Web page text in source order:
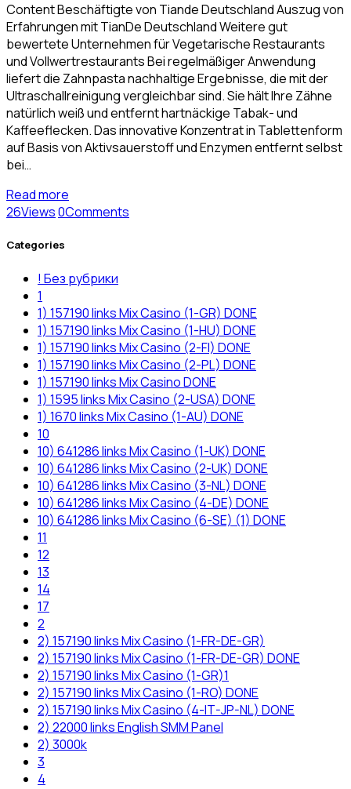
Content Beschäftigte von Tiande Deutschland Auszug von
Erfahrungen mit TianDe Deutschland Weitere gut
bewertete Unternehmen für Vegetarische Restaurants
und Vollwertrestaurants Bei regelmäßiger Anwendung
liefert die Zahnpasta nachhaltige Ergebnisse, die mit der
Ultraschallreinigung vergleichbar sind. Sie hält Ihre Zähne
natürlich weiß und entfernt hartnäckige Tabak- und
Kaffeeflecken. Das innovative Konzentrat in Tablettenform
auf Basis von Aktivsauerstoff und Enzymen entfernt selbst
bei…
Read more
26Views0Comments
Categories
! Без рубрики
1
1) 157190 links Mix Casino (1-GR) DONE
1) 157190 links Mix Casino (1-HU) DONE
1) 157190 links Mix Casino (2-FI) DONE
1) 157190 links Mix Casino (2-PL) DONE
1) 157190 links Mix Casino DONE
1) 1595 links Mix Casino (2-USA) DONE
1) 1670 links Mix Casino (1-AU) DONE
10
10) 641286 links Mix Casino (1-UK) DONE
10) 641286 links Mix Casino (2-UK) DONE
10) 641286 links Mix Casino (3-NL) DONE
10) 641286 links Mix Casino (4-DE) DONE
10) 641286 links Mix Casino (6-SE) (1) DONE
11
12
13
14
17
2
2) 157190 links Mix Casino (1-FR-DE-GR)
2) 157190 links Mix Casino (1-FR-DE-GR) DONE
2) 157190 links Mix Casino (1-GR)1
2) 157190 links Mix Casino (1-RO) DONE
2) 157190 links Mix Casino (4-IT-JP-NL) DONE
2) 22000 links English SMM Panel
2) 3000k
3
4